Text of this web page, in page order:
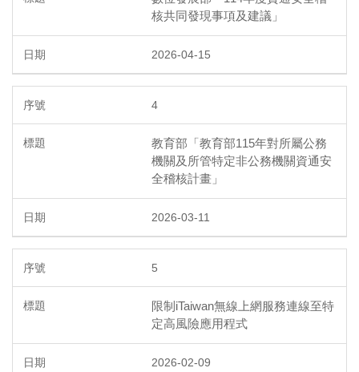
核共同發現事項及建議」
2026-04-15
4
教育部「教育部115年對所屬公務
機關及所管特定非公務機關資通安
全稽核計畫」
2026-03-11
5
限制iTaiwan無線上網服務連線至特
定高風險應用程式
2026-02-09